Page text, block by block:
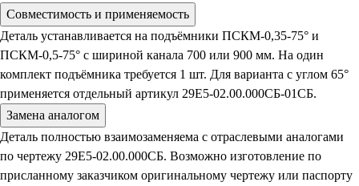
Совместимость и применяемость
Деталь устанавливается на подъёмники ПСКМ-0,35-75° и
ПСКМ-0,5-75° с шириной канала 700 или 900 мм. На один
комплект подъёмника требуется 1 шт. Для варианта с углом 65°
применяется отдельный артикул 29Е5-02.00.000СБ-01СБ.
Замена аналогом
Деталь полностью взаимозаменяема с отраслевыми аналогами
по чертежу 29Е5-02.00.000СБ. Возможно изготовление по
присланному заказчиком оригинальному чертежу или паспорту